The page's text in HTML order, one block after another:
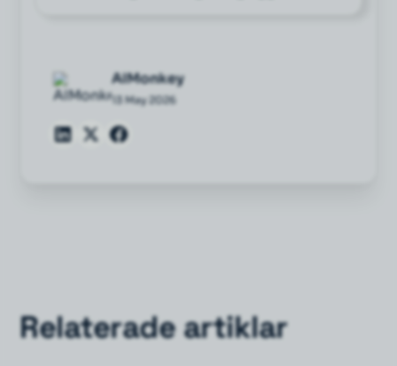
AIMonkey
13 May 2026
Relaterade artiklar